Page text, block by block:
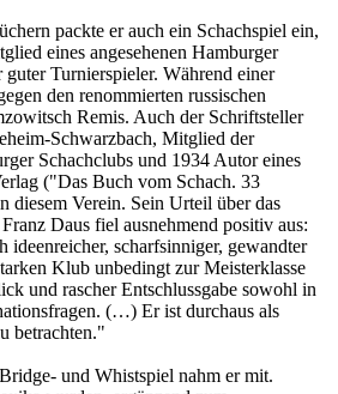
packte er auch ein Schachspiel ein,
eines angesehenen Hamburger
guter Turnierspieler. Während einer
den renommierten russischen
Remis. Auch der Schriftsteller
Schwarzbach, Mitglied der
Schachclubs und 1934 Autor eines
("Das Buch vom Schach. 33
diesem Verein. Sein Urteil über das
Daus fiel ausnehmend positiv aus:
ideenreicher, scharfsinniger, gewandter
Klub unbedingt zur Meisterklasse
und rascher Entschlussgabe sowohl in
(…) Er ist durchaus als
betrachten."
und Whistspiel nahm er mit.